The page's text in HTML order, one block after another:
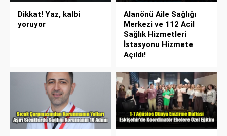
Dikkat! Yaz, kalbi
yoruyor
Alanönü Aile Sağlığı
Merkezi ve 112 Acil
Sağlık Hizmetleri
İstasyonu Hizmete
Açıldı!